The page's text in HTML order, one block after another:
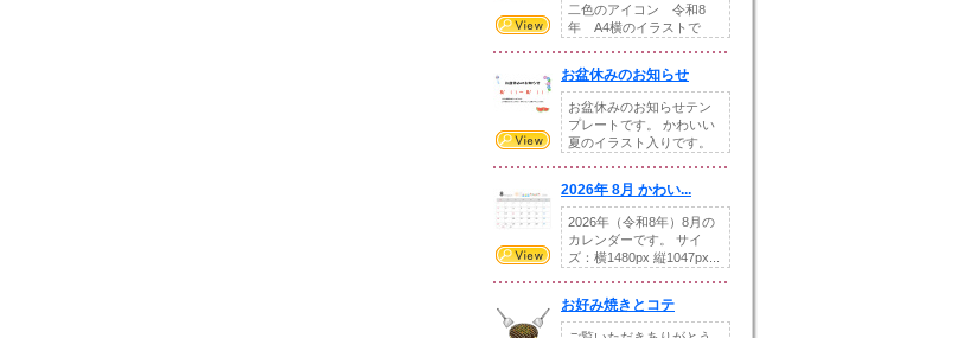
二色のアイコン 令和8
年 A4横のイラストで
お盆休みのお知らせ
お盆休みのお知らせテン
プレートです。 かわいい
夏のイラスト入りです。
2026年 8月 かわい...
2026年（令和8年）8月の
カレンダーです。 サイ
ズ：横1480px 縦1047px...
お好み焼きとコテ